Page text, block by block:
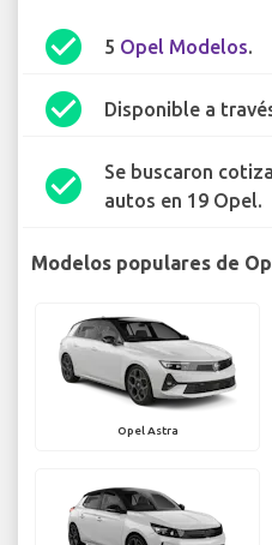
check_circle 5 Opel Modelos.
check_circle Disponible a
check_circle
Se buscaron
autos en 19 Opel.
Modelos populares de
Opel Astra